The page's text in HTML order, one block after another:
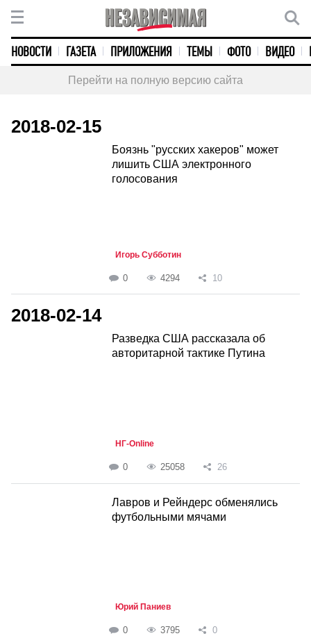
НОВОСТИ ГАЗЕТА ПРИЛОЖЕНИЯ ТЕМЫ ФОТО ВИДЕО
Перейти на полную версию сайта
2018-02-15
Боязнь "русских хакеров" может
лишить США электронного
голосования
Игорь Субботин
0 4294 10
2018-02-14
Разведка США рассказала об
авторитарной тактике Путина
НГ-Online
0 25058 26
Лавров и Рейндерс обменялись
футбольными мячами
Юрий Паниев
0 3795 0